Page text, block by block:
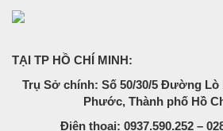
TẠI TP HỒ CHÍ MINH:
Trụ Sở chính: Số 50/30/5 Đường
Phước, Thành phố Hồ
Điện thoại: 0937.590.252 –